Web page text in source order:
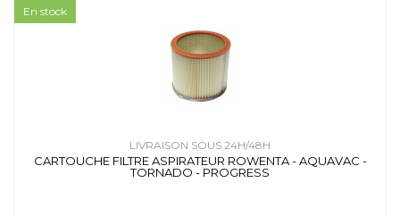
LIVRAISON SOUS 24H/48H
CARTOUCHE FILTRE ASPIRATEUR ROWENTA - AQUAVAC -
TORNADO - PROGRESS
En stock